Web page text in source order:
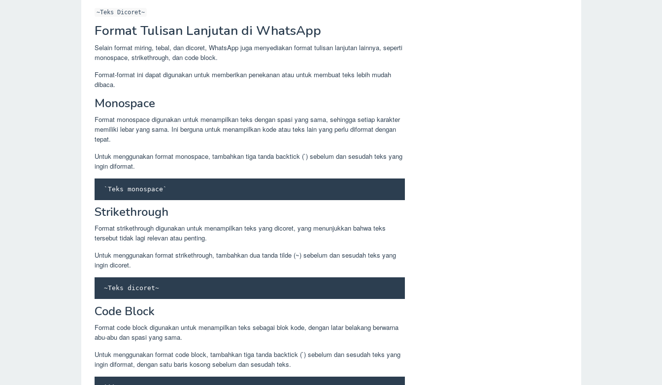
~Teks Dicoret~
Format Tulisan Lanjutan di WhatsApp
Selain format miring, tebal, dan dicoret, WhatsApp juga menyediakan format tulisan lanjutan lainnya, seperti
monospace, strikethrough, dan code block.
Format-format ini dapat digunakan untuk memberikan penekanan atau untuk membuat teks lebih mudah
dibaca.
Monospace
Format monospace digunakan untuk menampilkan teks dengan spasi yang sama, sehingga setiap karakter
memiliki lebar yang sama. Ini berguna untuk menampilkan kode atau teks lain yang perlu diformat dengan
tepat.
Untuk menggunakan format monospace, tambahkan tiga tanda backtick (`) sebelum dan sesudah teks yang
ingin diformat.
`Teks monospace`
Strikethrough
Format strikethrough digunakan untuk menampilkan teks yang dicoret, yang menunjukkan bahwa teks
tersebut tidak lagi relevan atau penting.
Untuk menggunakan format strikethrough, tambahkan dua tanda tilde (~) sebelum dan sesudah teks yang
ingin dicoret.
~Teks dicoret~
Code Block
Format code block digunakan untuk menampilkan teks sebagai blok kode, dengan latar belakang berwarna
abu-abu dan spasi yang sama.
Untuk menggunakan format code block, tambahkan tiga tanda backtick (`) sebelum dan sesudah teks yang
ingin diformat, dengan satu baris kosong sebelum dan sesudah teks.